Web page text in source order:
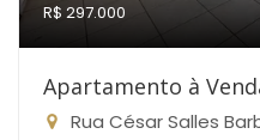
R$ 297.000
Apartamento à
Rua César Salles Barbosa,